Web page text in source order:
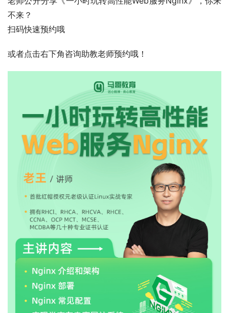
不来？
扫码快速预约哦
或者点击右下角咨询助教老师预约哦！